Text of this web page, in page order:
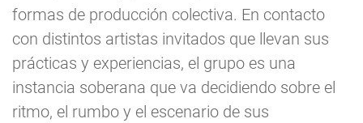
formas de producción colectiva. En contacto
con distintos artistas invitados que llevan sus
prácticas y experiencias, el grupo es una
instancia soberana que va decidiendo sobre el
ritmo, el rumbo y el escenario de sus